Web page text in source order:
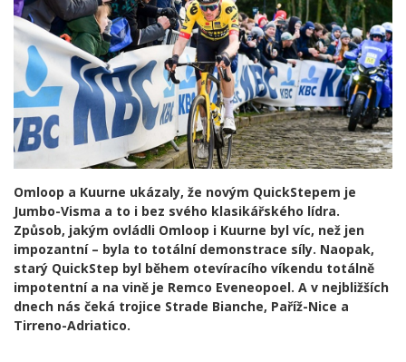
Omloop a Kuurne ukázaly, že novým QuickStepem je
Jumbo-Visma a to i bez svého klasikářského lídra.
Způsob, jakým ovládli Omloop i Kuurne byl víc, než jen
impozantní – byla to totální demonstrace síly. Naopak,
starý QuickStep byl během otevíracího víkendu totálně
impotentní a na vině je Remco Eveneopoel. A v nejbližších
dnech nás čeká trojice Strade Bianche, Paříž-Nice a
Tirreno-Adriatico.